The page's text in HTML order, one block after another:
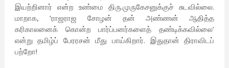
இயற்றினார் என்ற உண்மை திரு.முருகேசனுக்குச் சுடவில்லை.
மாறாக, ‘ராஜராஜ சோழன் தன் அண்ணன் ஆதித்த
கரிகாலனைக் கொன்ற பார்ப்பன‌ர்களைத் தண்டிக்கவில்லை’
என்று தமிழ்ப் பேரரசன் மீது பாய்கிறார். இதுதான் திராவிடப்
பற்றோ!